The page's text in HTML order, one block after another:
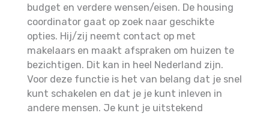
budget en verdere wensen/eisen. De housing
coordinator gaat op zoek naar geschikte
opties. Hij/zij neemt contact op met
makelaars en maakt afspraken om huizen te
bezichtigen. Dit kan in heel Nederland zijn.
Voor deze functie is het van belang dat je snel
kunt schakelen en dat je je kunt inleven in
andere mensen. Je kunt je uitstekend